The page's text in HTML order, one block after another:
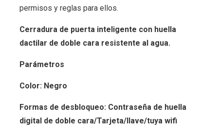
permisos y reglas para ellos.
Cerradura de puerta inteligente con huella
dactilar de doble cara resistente al agua.
Parámetros
Color: Negro
Formas de desbloqueo: Contraseña de huella
digital de doble cara/Tarjeta/llave/tuya wifi